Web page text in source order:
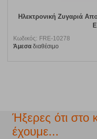
Ηλεκτρονική Ζυγαριά
Κωδικός: FRE-10278
Άμεσα διαθέσιμο
Ήξερες ότι στο
έχουμε...